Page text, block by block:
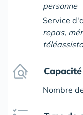
personne
Service
repas,
Nombre